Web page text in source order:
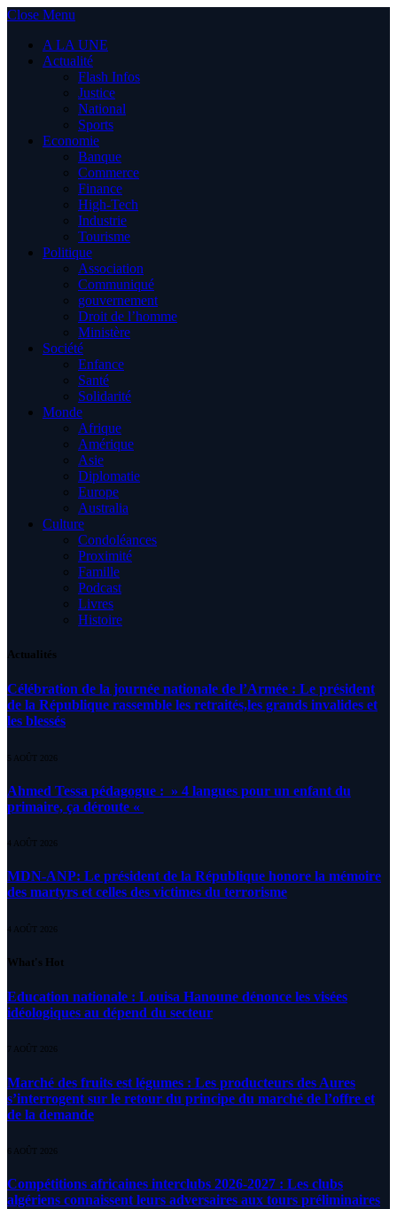
Close Menu
A LA UNE
Actualité
Flash Infos
Justice
National
Sports
Economie
Banque
Commerce
Finance
High-Tech
Industrie
Tourisme
Politique
Association
Communiqué
gouvernement
Droit de l’homme
Ministère
Société
Enfance
Santé
Solidarité
Monde
Afrique
Amérique
Asie
Diplomatie
Europe
Australia
Culture
Condoléances
Proximité
Famille
Podcast
Livres
Histoire
Actualités
Célébration de la journée nationale de l’Armée : Le président
de la République rassemble les retraités,les grands invalides et
les blessés
5 AOÛT 2026
Ahmed Tessa pédagogue : » 4 langues pour un enfant du
primaire, ça déroute «
4 AOÛT 2026
MDN-ANP: Le président de la République honore la mémoire
des martyrs et celles des victimes du terrorisme
4 AOÛT 2026
What's Hot
Education nationale : Louisa Hanoune dénonce les visées
idéologiques au dépend du secteur
7 AOÛT 2026
Marché des fruits est légumes : Les producteurs des Aures
s’interrogent sur le retour du principe du marché de l’offre et
de la demande
6 AOÛT 2026
Compétitions africaines interclubs 2026-2027 : Les clubs
algériens connaissent leurs adversaires aux tours préliminaires